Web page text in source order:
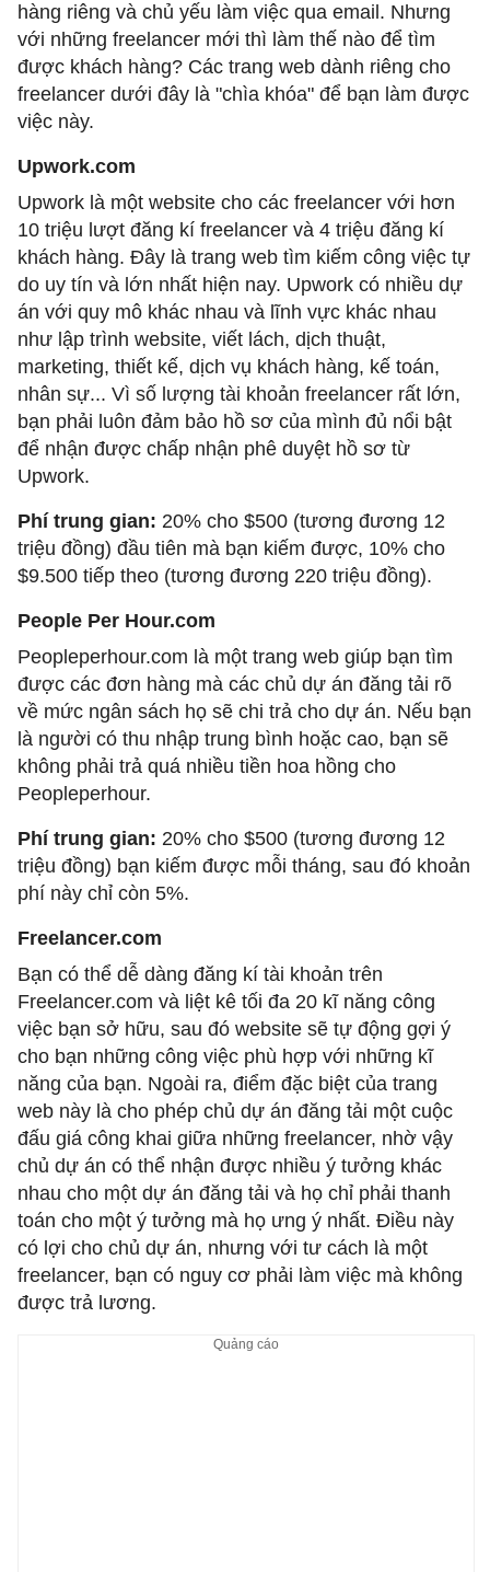
hàng riêng và chủ yếu làm việc qua email. Nhưng
với những freelancer mới thì làm thế nào để tìm
được khách hàng? Các trang web dành riêng cho
freelancer dưới đây là "chìa khóa" để bạn làm được
việc này.
Upwork.com
Upwork là một website cho các freelancer với hơn
10 triệu lượt đăng kí freelancer và 4 triệu đăng kí
khách hàng. Đây là trang web tìm kiếm công việc tự
do uy tín và lớn nhất hiện nay. Upwork có nhiều dự
án với quy mô khác nhau và lĩnh vực khác nhau
như lập trình website, viết lách, dịch thuật,
marketing, thiết kế, dịch vụ khách hàng, kế toán,
nhân sự... Vì số lượng tài khoản freelancer rất lớn,
bạn phải luôn đảm bảo hồ sơ của mình đủ nổi bật
để nhận được chấp nhận phê duyệt hồ sơ từ
Upwork.
Phí trung gian: 20% cho $500 (tương đương 12
triệu đồng) đầu tiên mà bạn kiếm được, 10% cho
$9.500 tiếp theo (tương đương 220 triệu đồng).
People Per Hour.com
Peopleperhour.com là một trang web giúp bạn tìm
được các đơn hàng mà các chủ dự án đăng tải rõ
về mức ngân sách họ sẽ chi trả cho dự án. Nếu bạn
là người có thu nhập trung bình hoặc cao, bạn sẽ
không phải trả quá nhiều tiền hoa hồng cho
Peopleperhour.
Phí trung gian: 20% cho $500 (tương đương 12
triệu đồng) bạn kiếm được mỗi tháng, sau đó khoản
phí này chỉ còn 5%.
Freelancer.com
Bạn có thể dễ dàng đăng kí tài khoản trên
Freelancer.com và liệt kê tối đa 20 kĩ năng công
việc bạn sở hữu, sau đó website sẽ tự động gợi ý
cho bạn những công việc phù hợp với những kĩ
năng của bạn. Ngoài ra, điểm đặc biệt của trang
web này là cho phép chủ dự án đăng tải một cuộc
đấu giá công khai giữa những freelancer, nhờ vậy
chủ dự án có thể nhận được nhiều ý tưởng khác
nhau cho một dự án đăng tải và họ chỉ phải thanh
toán cho một ý tưởng mà họ ưng ý nhất. Điều này
có lợi cho chủ dự án, nhưng với tư cách là một
freelancer, bạn có nguy cơ phải làm việc mà không
được trả lương.